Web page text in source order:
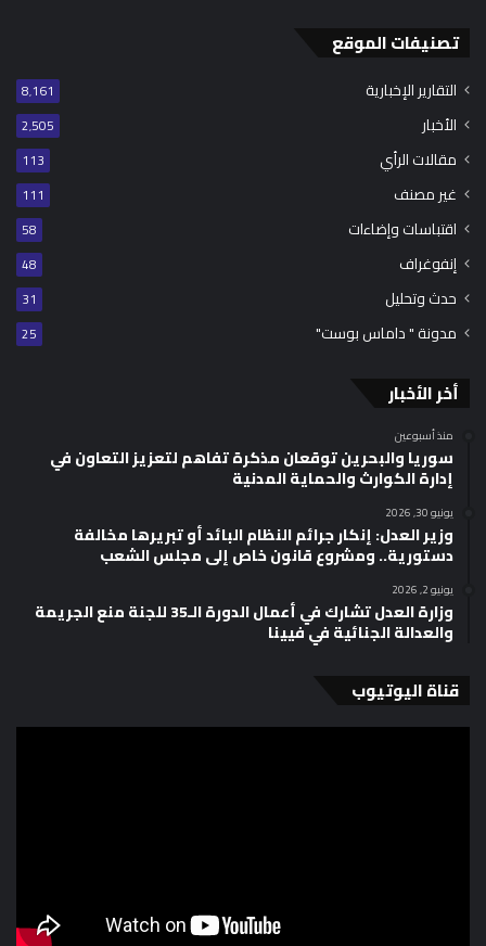
تصنيفات الموقع
التقارير الإخبارية 8٬161
الأخبار 2٬505
مقالات الرأي 113
غير مصنف 111
اقتباسات وإضاءات 58
إنفوغراف 48
حدث وتحليل 31
مدونة " داماس بوست" 25
أخر الأخبار
منذ أسبوعين
سوريا والبحرين توقعان مذكرة تفاهم لتعزيز التعاون في
إدارة الكوارث والحماية المدنية
يونيو 30, 2026
وزير العدل: إنكار جرائم النظام البائد أو تبريرها مخالفة
دستورية.. ومشروع قانون خاص إلى مجلس الشعب
يونيو 2, 2026
وزارة العدل تشارك في أعمال الدورة الـ35 للجنة منع الجريمة
والعدالة الجنائية في فيينا
قناة اليوتيوب